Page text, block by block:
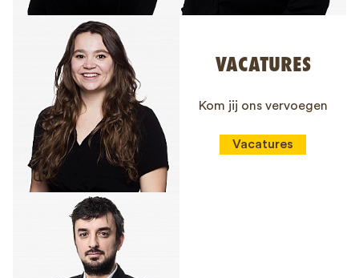
VACATURES
Kom jij ons vervoegen
Vacatures